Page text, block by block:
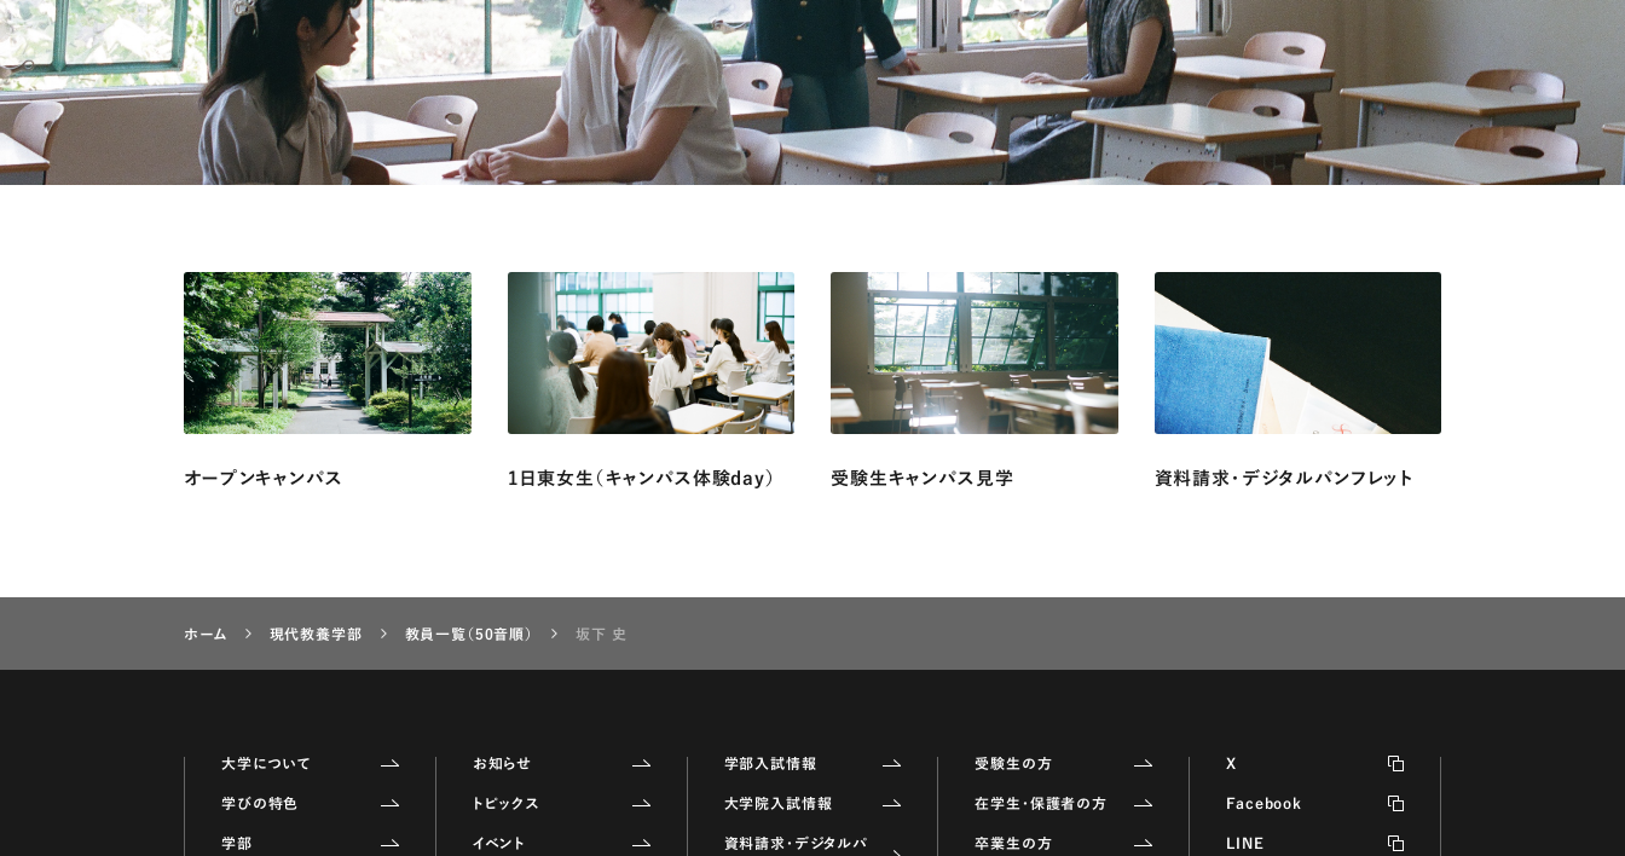
オープンキャンパス 1日東女生（キャンパス体験day） 受験生キャンパス見学 資料請求・デジタルパンフレット
ホーム 現代教養学部 教員一覧（50音順） 坂下 史
大学について
学びの特色
学部
お知らせ
トピックス
イベント
学部入試情報
大学院入試情報
資料請求・デジタルパ
受験生の方
在学生・保護者の方
卒業生の方
X
Facebook
LINE